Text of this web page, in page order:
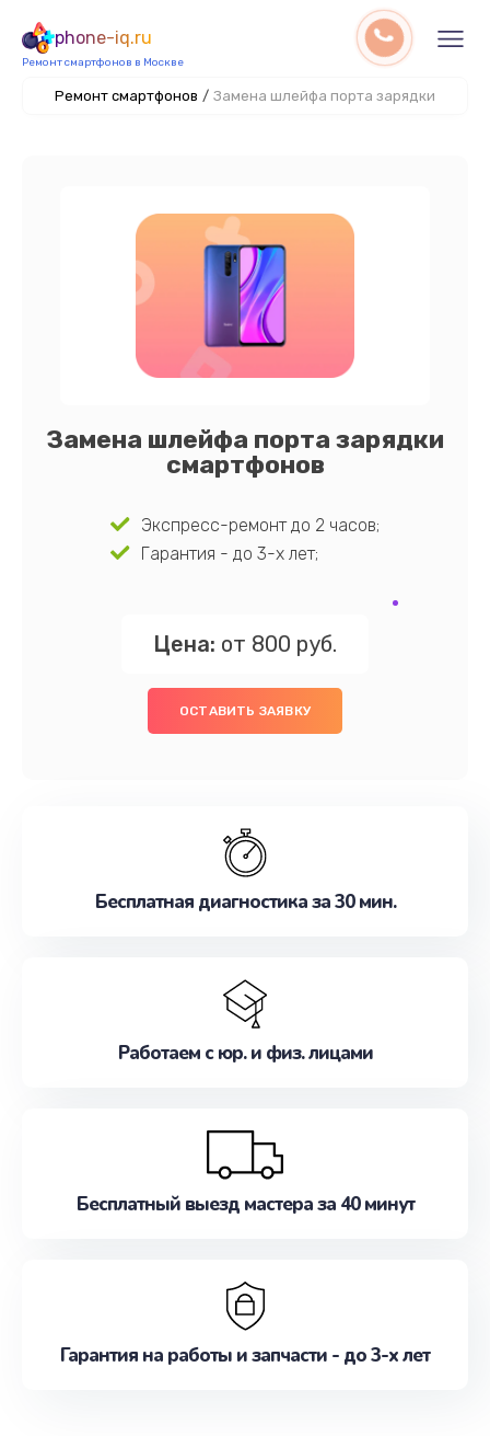
phone-iq.ru
Ремонт смартфонов в Москве
Ремонт смартфонов / Замена шлейфа порта зарядки
Замена шлейфа порта зарядки
смартфонов
Экспресс-ремонт до 2 часов;
Гарантия - до 3-х лет;
Цена: от 800 руб.
ОСТАВИТЬ ЗАЯВКУ
Бесплатная диагностика за 30 мин.
Работаем с юр. и физ. лицами
Бесплатный выезд мастера за 40 минут
Гарантия на работы и запчасти - до 3-х лет